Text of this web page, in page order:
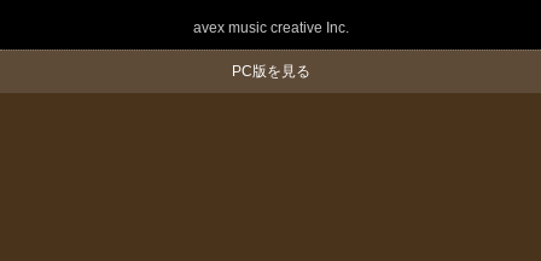
avex music creative Inc.
PC版を見る